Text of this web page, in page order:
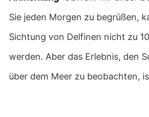
Sie jeden Morgen zu begrüßen,
Sichtung von Delfinen nicht zu
werden. Aber das Erlebnis, den
über dem Meer zu beobachten,